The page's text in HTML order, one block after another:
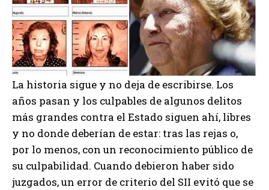
La historia sigue y no deja de escribirse. Los
años pasan y los culpables de algunos delitos
más grandes contra el Estado siguen ahí, libres
y no donde deberían de estar: tras las rejas o,
por lo menos, con un reconocimiento público de
su culpabilidad. Cuando debieron haber sido
juzgados, un error de criterio del SII evitó que se